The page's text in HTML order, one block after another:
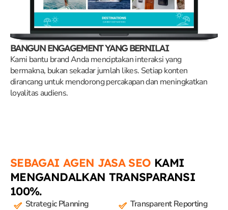
BANGUN ENGAGEMENT YANG BERNILAI
Kami bantu brand Anda menciptakan interaksi yang
bermakna, bukan sekadar jumlah likes. Setiap konten
dirancang untuk mendorong percakapan dan meningkatkan
loyalitas audiens.
SEBAGAI AGEN JASA SEO KAMI
MENGANDALKAN TRANSPARANSI
100%.
Strategic Planning
Transparent Reporting